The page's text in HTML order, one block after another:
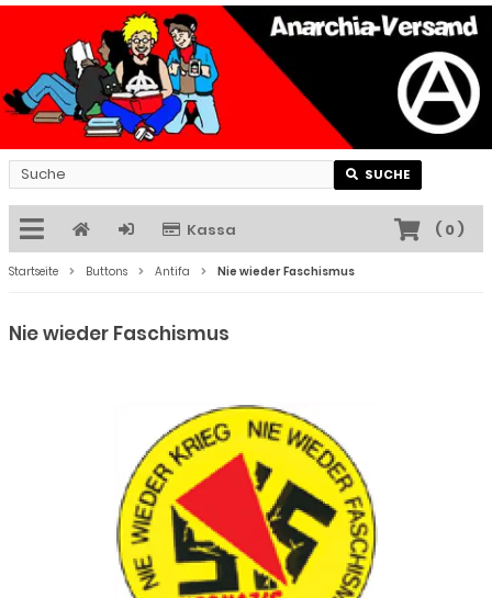
SUCHE
Kassa ( 0)
Startseite Buttons Antifa Nie wieder Faschismus
Nie wieder Faschismus